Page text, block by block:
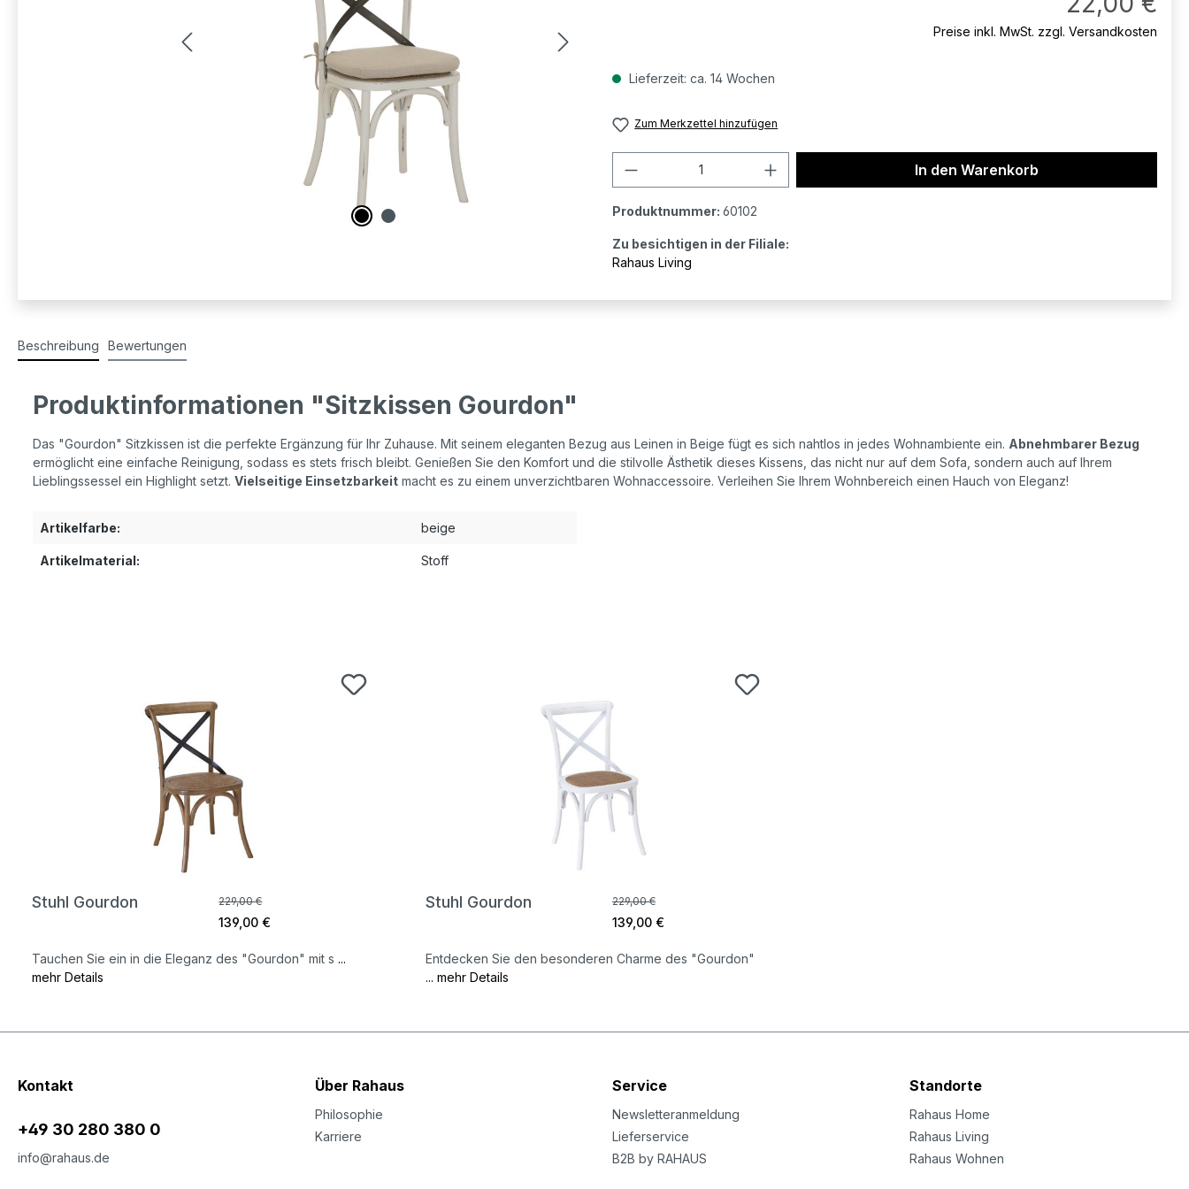
Preise inkl. MwSt. zzgl. Versandkosten
Lieferzeit: ca. 14 Wochen
Zum Merkzettel hinzufügen
Produkt Anzahl: Gib den gewünschten Wert ein oder
In den Warenkorb
Produktnummer: 60102
Zu besichtigen in der Filiale:
Rahaus Living
Beschreibung Bewertungen
Produktinformationen "Sitzkissen Gourdon"
Das "Gourdon" Sitzkissen ist die perfekte Ergänzung für Ihr Zuhause. Mit seinem eleganten Bezug aus Leinen in Beige fügt es sich nahtlos in jedes Wohnambiente ein. Abnehmbarer Bezug
ermöglicht eine einfache Reinigung, sodass es stets frisch bleibt. Genießen Sie den Komfort und die stilvolle Ästhetik dieses Kissens, das nicht nur auf dem Sofa, sondern auch auf Ihrem
Lieblingssessel ein Highlight setzt. Vielseitige Einsetzbarkeit macht es zu einem unverzichtbaren Wohnaccessoire. Verleihen Sie Ihrem Wohnbereich einen Hauch von Eleganz!
Artikelfarbe: beige
Artikelmaterial: Stoff
Stuhl Gourdon 229,00 €
139,00 €
Tauchen Sie ein in die Eleganz des "Gourdon" mit s ...
mehr Details
Stuhl Gourdon 229,00 €
139,00 €
Entdecken Sie den besonderen Charme des "Gourdon"
... mehr Details
Kontakt
+49 30 280 380 0
info@rahaus.de
Über Rahaus
Philosophie
Karriere
Service
Newsletteranmeldung
Lieferservice
B2B by RAHAUS
Standorte
Rahaus Home
Rahaus Living
Rahaus Wohnen